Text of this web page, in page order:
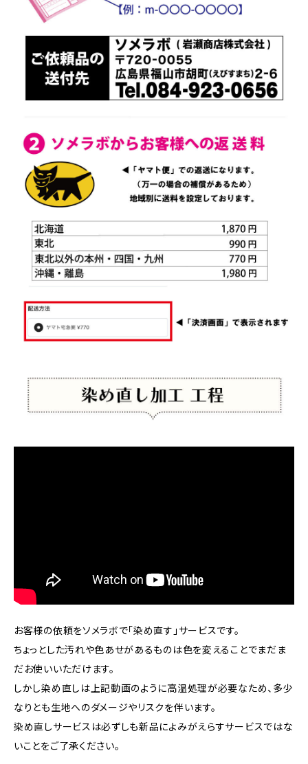
お客様の依頼をソメラボで「染め直す」サービスです。
ちょっとした汚れや色あせがあるものは色を変えることでまだま
だお使いいただけます。
しかし染め直しは上記動画のように高温処理が必要なため、多少
なりとも生地へのダメージやリスクを伴います。
染め直しサービスは必ずしも新品によみがえらすサービスではな
いことをご了承ください。